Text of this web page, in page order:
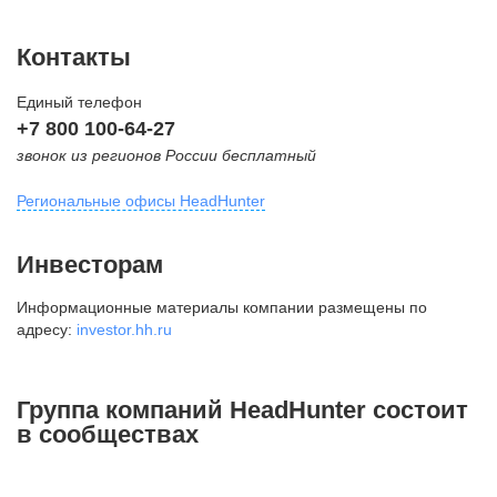
Контакты
Единый телефон
+7 800 100-64-27
звонок из регионов России бесплатный
Региональные офисы HeadHunter
внутригородская территория
Муниципальный округ Тверской,
2-я Брестская ул., д. 48,
+7 495 980-64-27
Инвесторам
Информационные материалы компании размещены по
адресу: investor.hh.ru
Группа компаний HeadHunter состоит
в сообществах